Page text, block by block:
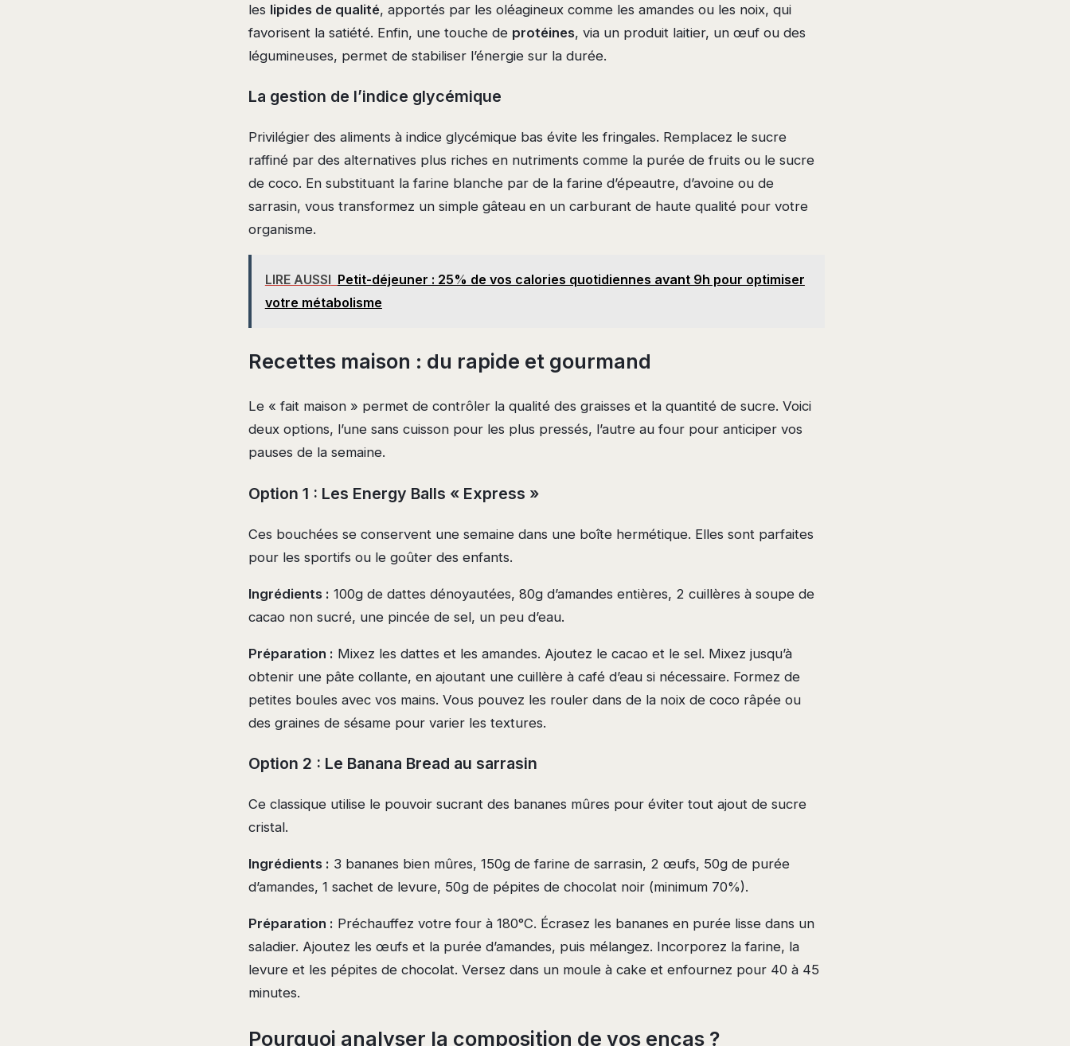
les lipides de qualité, apportés par les oléagineux comme les amandes ou les noix, qui
favorisent la satiété. Enfin, une touche de protéines, via un produit laitier, un œuf ou des
légumineuses, permet de stabiliser l’énergie sur la durée.
La gestion de l’indice glycémique
Privilégier des aliments à indice glycémique bas évite les fringales. Remplacez le sucre
raffiné par des alternatives plus riches en nutriments comme la purée de fruits ou le sucre
de coco. En substituant la farine blanche par de la farine d’épeautre, d’avoine ou de
sarrasin, vous transformez un simple gâteau en un carburant de haute qualité pour votre
organisme.
LIRE AUSSI Petit-déjeuner : 25% de vos calories quotidiennes avant 9h pour optimiser
votre métabolisme
Recettes maison : du rapide et gourmand
Le « fait maison » permet de contrôler la qualité des graisses et la quantité de sucre. Voici
deux options, l’une sans cuisson pour les plus pressés, l’autre au four pour anticiper vos
pauses de la semaine.
Option 1 : Les Energy Balls « Express »
Ces bouchées se conservent une semaine dans une boîte hermétique. Elles sont parfaites
pour les sportifs ou le goûter des enfants.
Ingrédients : 100g de dattes dénoyautées, 80g d’amandes entières, 2 cuillères à soupe de
cacao non sucré, une pincée de sel, un peu d’eau.
Préparation : Mixez les dattes et les amandes. Ajoutez le cacao et le sel. Mixez jusqu’à
obtenir une pâte collante, en ajoutant une cuillère à café d’eau si nécessaire. Formez de
petites boules avec vos mains. Vous pouvez les rouler dans de la noix de coco râpée ou
des graines de sésame pour varier les textures.
Option 2 : Le Banana Bread au sarrasin
Ce classique utilise le pouvoir sucrant des bananes mûres pour éviter tout ajout de sucre
cristal.
Ingrédients : 3 bananes bien mûres, 150g de farine de sarrasin, 2 œufs, 50g de purée
d’amandes, 1 sachet de levure, 50g de pépites de chocolat noir (minimum 70%).
Préparation : Préchauffez votre four à 180°C. Écrasez les bananes en purée lisse dans un
saladier. Ajoutez les œufs et la purée d’amandes, puis mélangez. Incorporez la farine, la
levure et les pépites de chocolat. Versez dans un moule à cake et enfournez pour 40 à 45
minutes.
Pourquoi analyser la composition de vos encas ?